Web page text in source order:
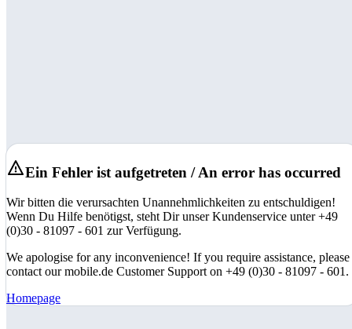
Ein Fehler ist aufgetreten / An error has occurred
Wir bitten die verursachten Unannehmlichkeiten zu entschuldigen!
Wenn Du Hilfe benötigst, steht Dir unser Kundenservice unter +49
(0)30 - 81097 - 601 zur Verfügung.
We apologise for any inconvenience! If you require assistance, please
contact our mobile.de Customer Support on +49 (0)30 - 81097 - 601.
Homepage